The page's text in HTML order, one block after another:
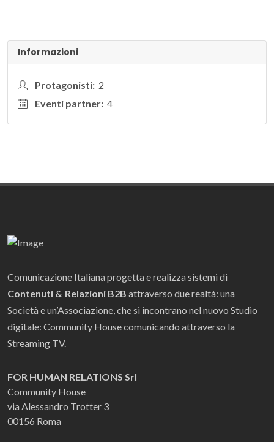
Informazioni
Protagonisti: 2
Eventi partner: 4
Comunicazione Italiana progetta e realizza sistemi di
Contenuti & Relazioni B2B attraverso due realtà: una
Società e un’Associazione, che si incontrano nel nuovo Studio
digitale: Community House comunicando attraverso la
Streaming TV.
FOR HUMAN RELATIONS Srl
Community House
via Alessandro Trotter 3
00156 Roma